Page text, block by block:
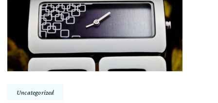
wpisu
Uncategorized